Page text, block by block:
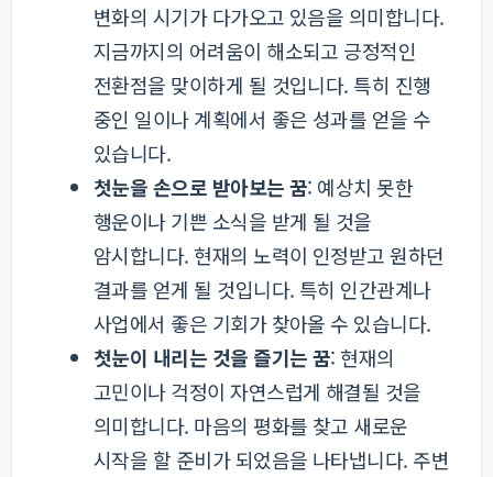
변화의 시기가 다가오고 있음을 의미합니다.
지금까지의 어려움이 해소되고 긍정적인
전환점을 맞이하게 될 것입니다. 특히 진행
중인 일이나 계획에서 좋은 성과를 얻을 수
있습니다.
첫눈을 손으로 받아보는 꿈: 예상치 못한
행운이나 기쁜 소식을 받게 될 것을
암시합니다. 현재의 노력이 인정받고 원하던
결과를 얻게 될 것입니다. 특히 인간관계나
사업에서 좋은 기회가 찾아올 수 있습니다.
첫눈이 내리는 것을 즐기는 꿈: 현재의
고민이나 걱정이 자연스럽게 해결될 것을
의미합니다. 마음의 평화를 찾고 새로운
시작을 할 준비가 되었음을 나타냅니다. 주변